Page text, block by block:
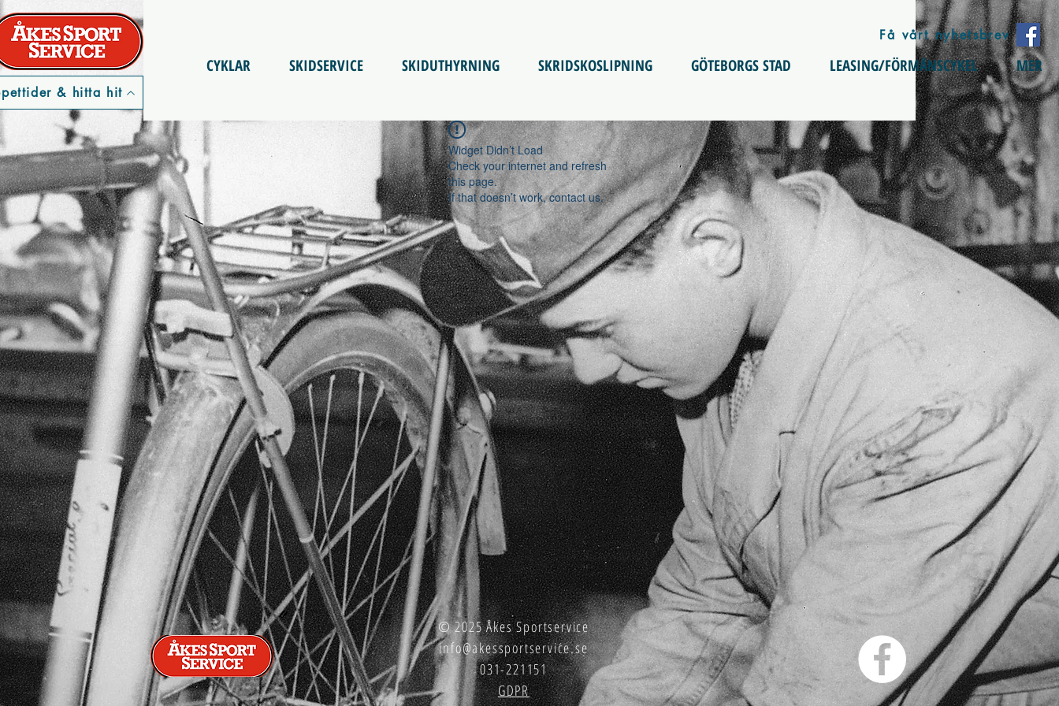
& hitta hit
Få vårt nyhetsbrev
CYKLAR SKIDSERVICE SKIDUTHYRNING SKRIDSKOSLIPNING GÖTEBORGS STAD LEASING/FÖRMÅNSCYKEL MER
Widget Didn’t Load
Check your internet and refresh
this page.
If that doesn’t work, contact us.
© 2025 Åkes Sportservice
info@akessportservice.se
031-221151
GDPR